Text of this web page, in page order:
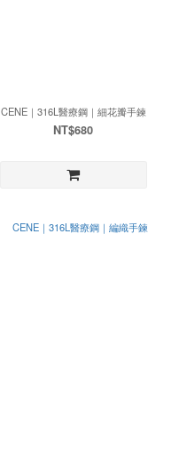
CENE｜316L醫療鋼｜細花瓣手鍊
NT$680